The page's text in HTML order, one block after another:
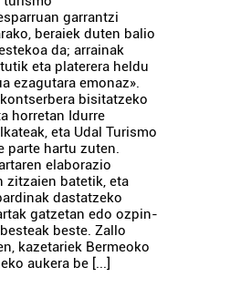
garrantzi
beraiek duten balio
da; arrainak
eta platerera heldu
ezagutara emonaz».
bisitatzeko
horretan Idurre
eta Udal Turismo
parte hartu zuten.
elaborazio
zitzaien batetik, eta
dastatzeko
gatzetan edo ozpin-
beste. Zallo
kazetariek Bermeoko
aukera be [...]